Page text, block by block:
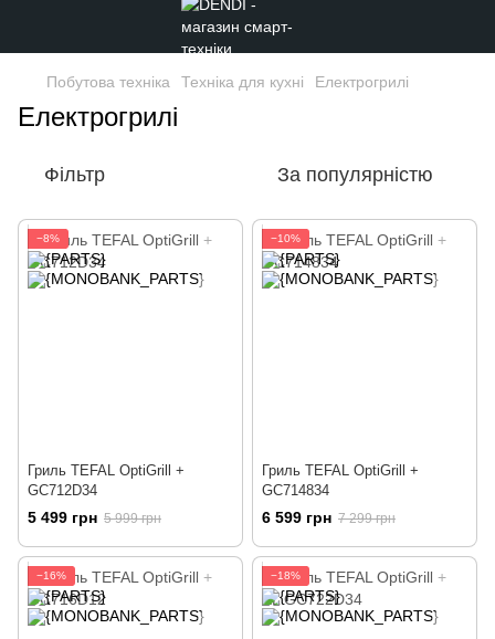
Побутова техніка Техніка для кухні Електрогрилі
Електрогрилі
Фільтр За популярністю
−8%
Гриль TEFAL OptiGrill +
GC712D34
5 499 грн 5 999 грн
−10%
Гриль TEFAL OptiGrill +
GC714834
6 599 грн 7 299 грн
−16% −18%